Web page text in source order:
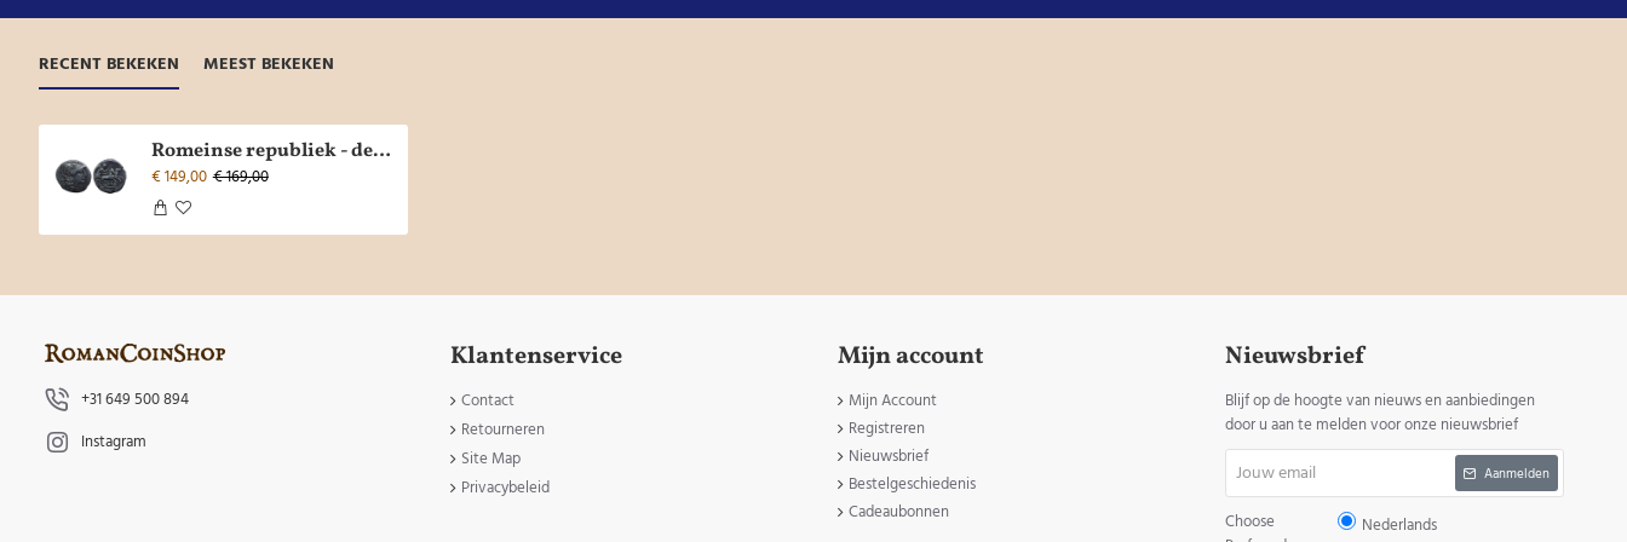
RECENT BEKEKEN MEEST BEKEKEN
Romeinse republiek - denarius Atilius Saranus 155 v. Chr. (ME2642)
€ 149,00 € 169,00
+31 649 500 894
Instagram
Klantenservice
Contact
Retourneren
Site Map
Privacybeleid
Mijn account
Mijn Account
Registreren
Nieuwsbrief
Bestelgeschiedenis
Cadeaubonnen
Nieuwsbrief
Blijf op de hoogte van nieuws en aanbiedingen
door u aan te melden voor onze nieuwsbrief
email
Aanmelden
Choose
Nederlands